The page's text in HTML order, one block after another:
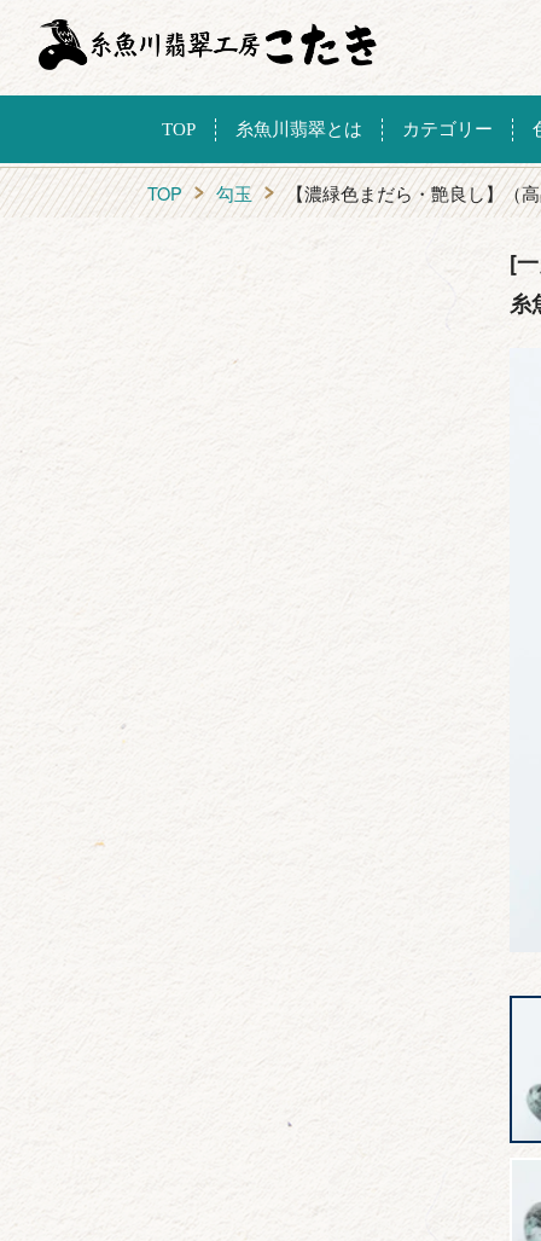
TOP 糸魚川翡翠とは カテゴリー
TOP 勾玉 【濃緑色まだら・艶良し】（
[
糸